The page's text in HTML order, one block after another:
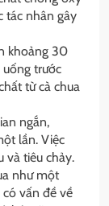
tác nhân gây
khoảng 30
trước
từ cà chua
ngắn,
lần. Việc
và tiêu chảy.
như một
vấn đề về